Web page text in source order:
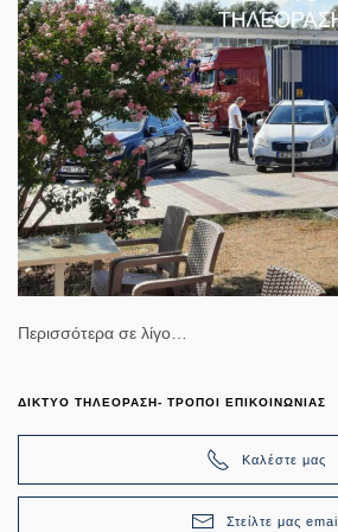
Περισσότερα σε λίγο…
ΔΙΚΤΥΟ ΤΗΛΕΟΡΑΣΗ- ΤΡΟΠΟΙ ΕΠΙΚΟΙΝΩΝΙΑΣ
Καλέστε μας
Στείλτε μας email